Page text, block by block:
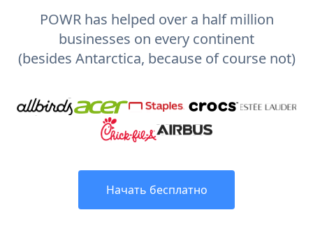
POWR has helped over a half million
businesses on every continent
(besides Antarctica, because of course not)
Начать бесплатно